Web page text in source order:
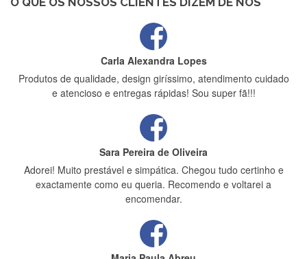
Carla Alexandra Lopes
Produtos de qualidade, design giríssimo, atendimento cuidado
e atencioso e entregas rápidas! Sou super fã!!!
Sara Pereira de Oliveira
Adorei! Muito prestável e simpática. Chegou tudo certinho e
exactamente como eu queria. Recomendo e voltarei a
encomendar.